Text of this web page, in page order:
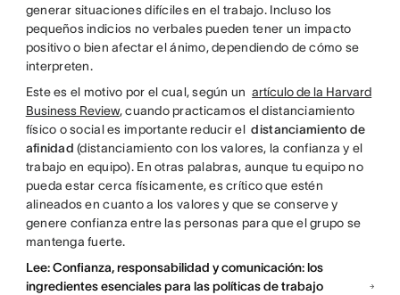
generar situaciones difíciles en el trabajo. Incluso los
pequeños indicios no verbales pueden tener un impacto
positivo o bien afectar el ánimo, dependiendo de cómo se
interpreten.
Este es el motivo por el cual, según unartículo de la Harvard
Business Review, cuando practicamos el distanciamiento
físico o social es importante reducir eldistanciamiento de
afinidad (distanciamiento con los valores, la confianza y el
trabajo en equipo). En otras palabras, aunque tu equipo no
pueda estar cerca físicamente, es crítico que estén
alineados en cuanto a los valores y que se conserve y
genere confianza entre las personas para que el grupo se
mantenga fuerte.
Lee: Confianza, responsabilidad y comunicación: los
ingredientes esenciales para las políticas de trabajo